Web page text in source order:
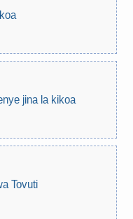
jina la kikoa
Tovuti